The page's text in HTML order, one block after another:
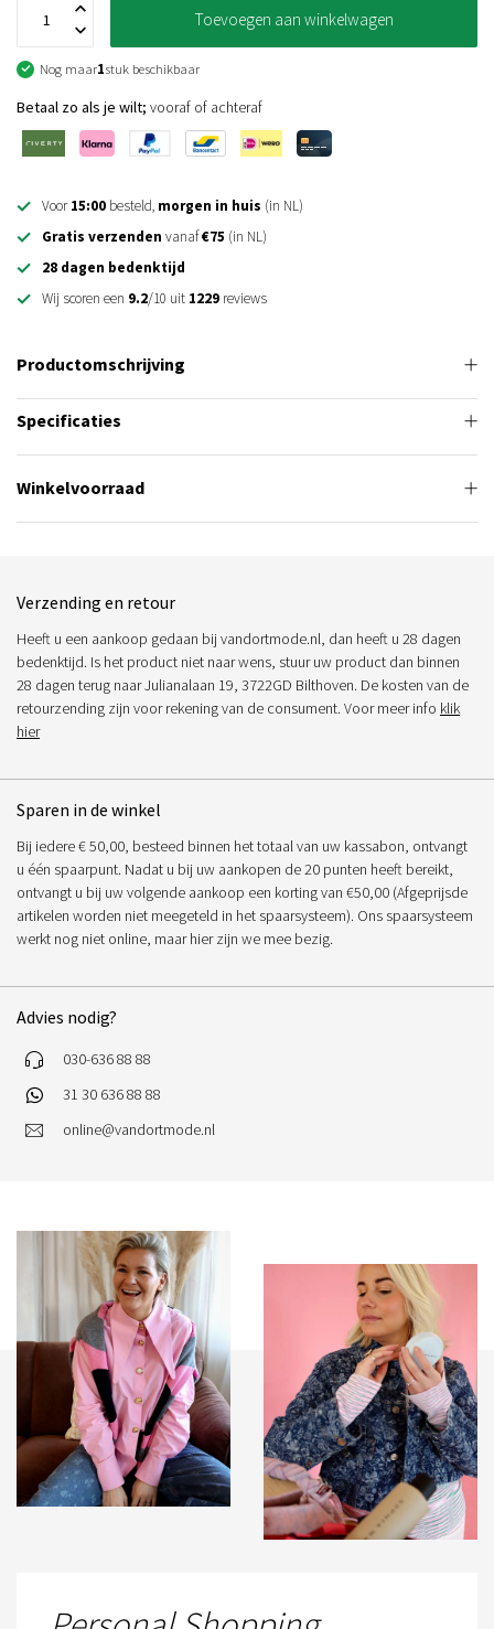
Toevoegen aan winkelwagen
Nog maar1stuk beschikbaar
Betaal zo als je wilt; vooraf of achteraf
Voor15:00 besteld, morgen in huis (in NL)
Gratis verzenden vanaf€75 (in NL)
28 dagen bedenktijd
Wij scoren een 9.2/10 uit 1229 reviews
Productomschrijving
Specificaties
Winkelvoorraad
Verzending en retour
Heeft u een aankoop gedaan bij vandortmode.nl, dan heeft u 28 dagen
bedenktijd. Is het product niet naar wens, stuur uw product dan binnen
28 dagen terug naar Julianalaan 19, 3722GD Bilthoven. De kosten van de
retourzending zijn voor rekening van de consument. Voor meer info klik
hier
Sparen in de winkel
Bij iedere € 50,00, besteed binnen het totaal van uw kassabon, ontvangt
u één spaarpunt. Nadat u bij uw aankopen de 20 punten heeft bereikt,
ontvangt u bij uw volgende aankoop een korting van €50,00 (Afgeprijsde
artikelen worden niet meegeteld in het spaarsysteem). Ons spaarsysteem
werkt nog niet online, maar hier zijn we mee bezig.
Advies nodig?
030-636 88 88
31 30 636 88 88
online@vandortmode.nl